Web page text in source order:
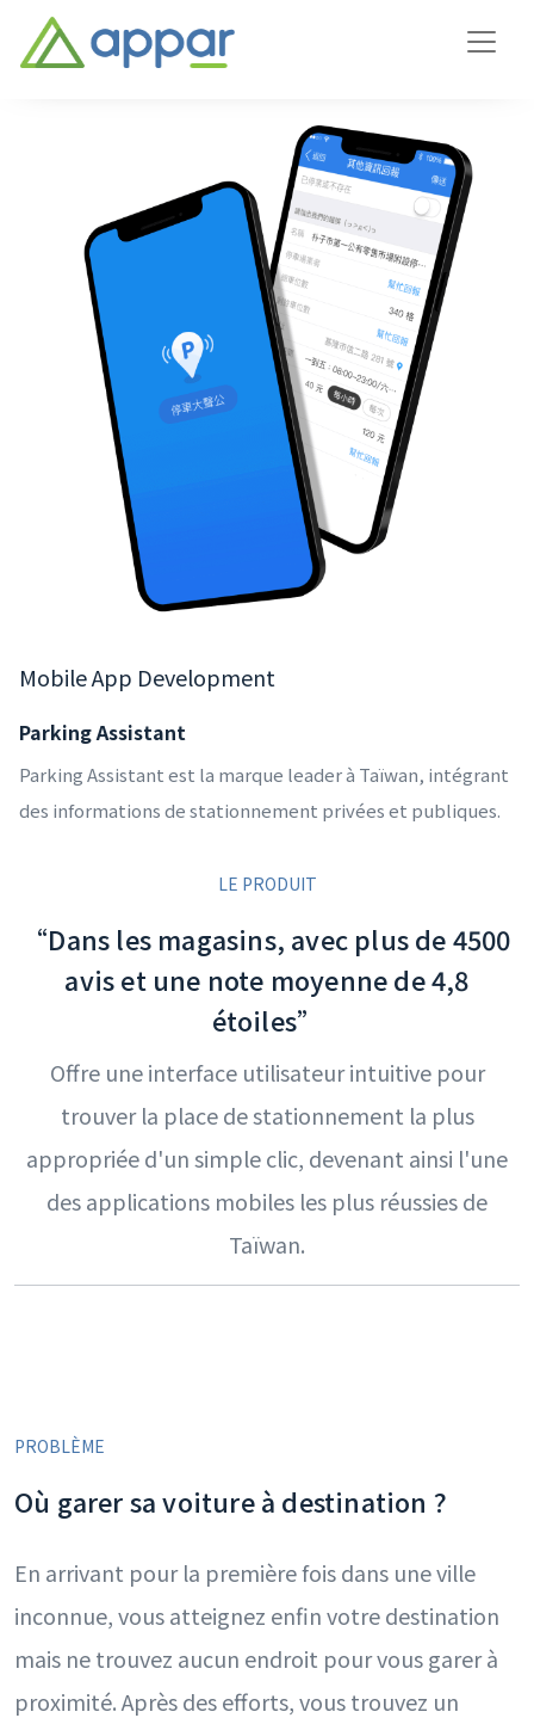
Mobile App Development
Parking Assistant
Parking Assistant est la marque leader à Taïwan, intégrant
des informations de stationnement privées et publiques.
LE PRODUIT
“Dans les magasins, avec plus de 4500
avis et une note moyenne de 4,8
étoiles”
Offre une interface utilisateur intuitive pour
trouver la place de stationnement la plus
appropriée d'un simple clic, devenant ainsi l'une
des applications mobiles les plus réussies de
Taïwan.
PROBLÈME
Où garer sa voiture à destination ?
En arrivant pour la première fois dans une ville
inconnue, vous atteignez enfin votre destination
mais ne trouvez aucun endroit pour vous garer à
proximité. Après des efforts, vous trouvez un